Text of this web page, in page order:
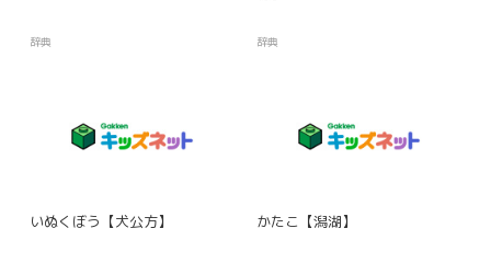
辞典 辞典
いぬくぼう【犬公方】 かたこ【潟湖】